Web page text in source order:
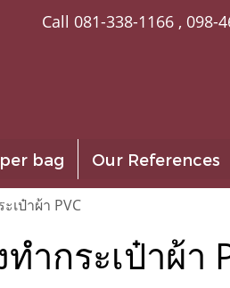
Call 081-338-1166, 098-
bag Our References
เป๋าผ้า PVC
กระเป๋าผ้า